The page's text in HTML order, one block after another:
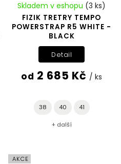
FIZIK TRETRY TEMPO
POWERSTRAP R5 WHITE -
BLACK
Skladem v eshopu (3 ks)
od 2 685 Kč / ks
Detail
38 40 41
+ další
AKCE